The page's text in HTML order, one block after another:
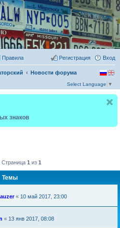
Правила Вход
Регистрация
Новости форума
Select Language ▼
знаков
Страница 1 из 1
Темы
« 10 май 2017, 23:00
« 13 янв 2017, 08:08